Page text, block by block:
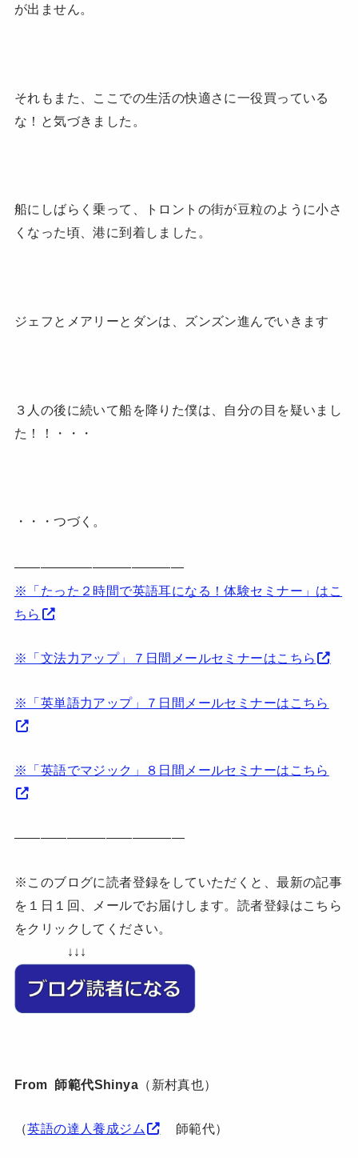
が出ません。
それもまた、ここでの生活の快適さに一役買っている
な！と気づきました。
船にしばらく乗って、トロントの街が豆粒のように小さ
くなった頃、港に到着しました。
ジェフとメアリーとダンは、ズンズン進んでいきます
３人の後に続いて船を降りた僕は、自分の目を疑いまし
た！！・・・
・・・つづく。
—————————————
※「たった２時間で英語耳になる！体験セミナー」はこ
ちら
※「文法力アップ」７日間メールセミナーはこちら
※「英単語力アップ」７日間メールセミナーはこちら
※「英語でマジック」８日間メールセミナーはこちら
—————————————
※このブログに読者登録をしていただくと、最新の記事
を１日１回、メールでお届けします。読者登録はこちら
をクリックしてください。
↓↓↓
From 師範代Shinya （新村真也）
（英語の達人養成ジム 師範代）